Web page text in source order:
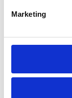
Marketing
La Škoda